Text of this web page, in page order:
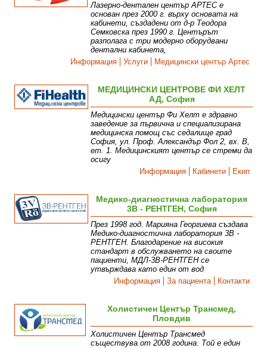
Лазерно-дентален център АРТЕС е
основан през 2000 г. върху основата на
кабинети, създадени от д-р Теодора
Семковска през 1990 г. Центърът
разполага с три модерно оборудвани
дентални кабинета,
Информация
Услуги Медицински център Артес
МЕДИЦИНСКИ ЦЕНТРОВЕ ФИ ХЕЛТ
АД, София
Медицински център Фи Хелт е здравно
заведение за първична и специализирана
медицинска помощ със седалище град
София, ул. Проф. Александър Фол 2, вх. В,
ет. 1. Медицинският център се стреми да
осигу
Информация
Кабинети Екип
Медико-диагностична лаборатория
3В - РЕНТГЕН, София
През 1998 год. Марияна Георгиева създава
Медико-диагностична лаборатория 3В -
РЕНТГЕН. Благодарение на високия
стандарт в обслужването на своите
пациенти, МДЛ-3В-РЕНТГЕН се
утвърждава като един от вод
Информация
За пациента Контакти
Холистичен Център Трансмед,
Пловдив
Холистичен Център Трансмед
съществува от 2008 година. Той е един